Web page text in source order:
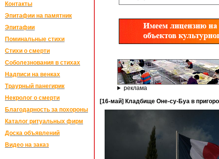
Контакты
Эпитафии на памятник
Эпитафии
Поминальные стихи
Стихи о смерти
Соболезнования в стихах
Надписи на венках
Траурный панегирик
Некролог о смерти
Благодарность за похороны
Каталог ритуальных фирм
Доска объявлений
Видео на заказ
реклама
[16-май] Кладбище Оне-су-Буа в